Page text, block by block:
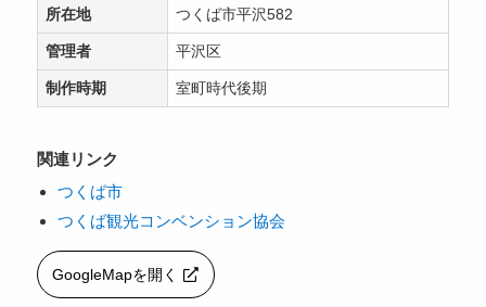
所在地 つくば市平沢582
管理者 平沢区
制作時期 室町時代後期
関連リンク
つくば市
つくば観光コンベンション協会
GoogleMapを開く